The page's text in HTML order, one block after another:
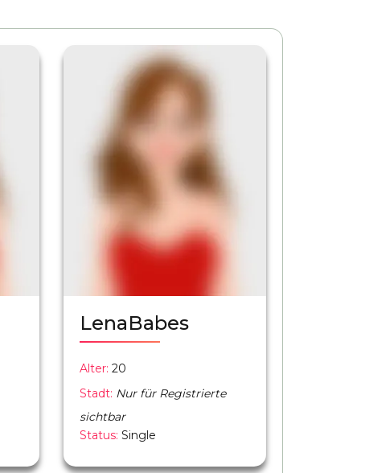
LenaBabes
Alter: 20
Stadt: Nur für Registrierte
sichtbar
Status: Single